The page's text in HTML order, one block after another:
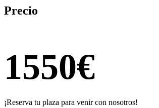
Precio
1550€
¡Reserva tu plaza para venir con nosotros!